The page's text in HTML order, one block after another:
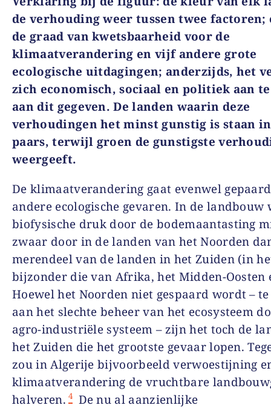
de verhouding weer tussen twee factoren;
de graad van kwetsbaarheid voor de
klimaatverandering en vijf andere grote
ecologische uitdagingen; anderzijds, het
zich economisch, sociaal en politiek aan te
aan dit gegeven. De landen waarin deze
verhoudingen het minst gunstig is staan
paars, terwijl groen de gunstigste
weergeeft.
De klimaatverandering gaat evenwel
andere ecologische gevaren. In de landbouw
biofysische druk door de bodemaantasting
zwaar door in de landen van het Noorden
merendeel van de landen in het Zuiden (in
bijzonder die van Afrika, het Midden-Oosten
Hoewel het Noorden niet gespaard wordt –
aan het slechte beheer van het ecosysteem
agro-industriële systeem – zijn het toch de
het Zuiden die het grootste gevaar lopen.
zou in Algerije bijvoorbeeld verwoestijning
klimaatverandering de vruchtbare
halveren. 4 De nu al aanzienlijke